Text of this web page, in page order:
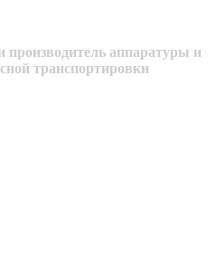
аппаратуры и
транспортировки